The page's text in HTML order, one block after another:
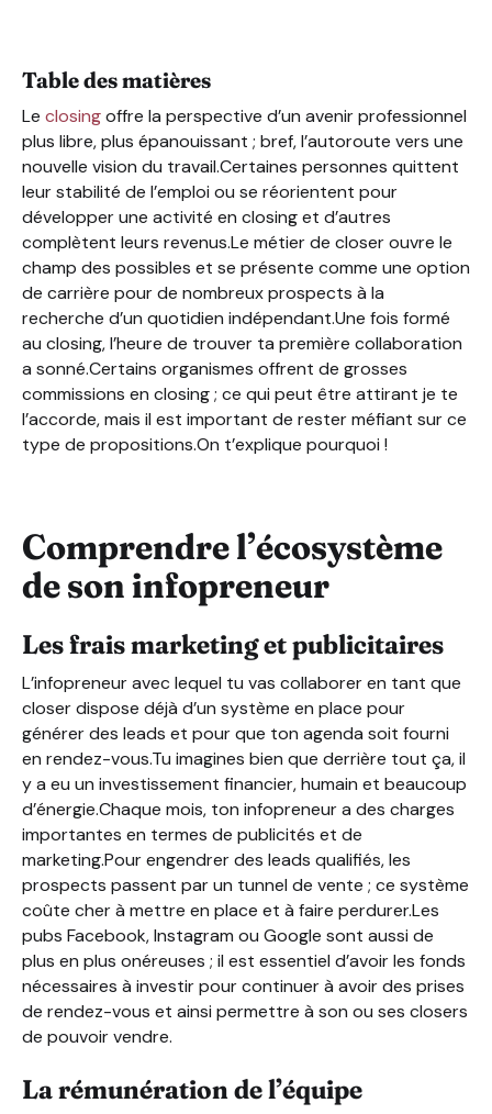
Table des matières
Le closingoffre la perspective d’un avenir professionnel
plus libre, plus épanouissant ; bref, l’autoroute vers une
nouvelle vision du travail.Certaines personnes quittent
leur stabilité de l’emploi ou se réorientent pour
développer une activité en closing et d’autres
complètent leurs revenus.Le métier de closer ouvre le
champ des possibles et se présente comme une option
de carrière pour de nombreux prospects à la
recherche d’un quotidien indépendant.Une fois formé
au closing, l’heure de trouver ta première collaboration
a sonné.Certains organismes offrent de grosses
commissions en closing ; ce qui peut être attirant je te
l’accorde, mais il est important de rester méfiant sur ce
type de propositions.On t’explique pourquoi !
Comprendre l’écosystème
de son infopreneur
Les frais marketing et publicitaires
L’infopreneur avec lequel tu vas collaborer en tant que
closer dispose déjà d’un système en place pour
générer des leads et pour que ton agenda soit fourni
en rendez-vous.Tu imagines bien que derrière tout ça, il
y a eu un investissement financier, humain et beaucoup
d’énergie.Chaque mois, ton infopreneur a des charges
importantes en termes de publicités et de
marketing.Pour engendrer des leads qualifiés, les
prospects passent par un tunnel de vente ; ce système
coûte cher à mettre en place et à faire perdurer.Les
pubs Facebook, Instagram ou Google sont aussi de
plus en plus onéreuses ; il est essentiel d’avoir les fonds
nécessaires à investir pour continuer à avoir des prises
de rendez-vous et ainsi permettre à son ou ses closers
de pouvoir vendre.
La rémunération de l’équipe